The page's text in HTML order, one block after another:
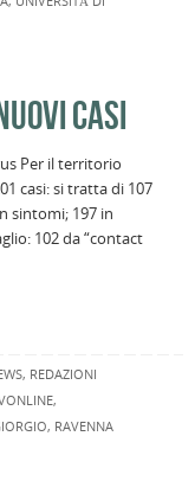
CASI
Per il territorio
casi: si tratta di 107
sintomi; 197 in
102 da “contact
, REDAZIONI
,
, RAVENNA